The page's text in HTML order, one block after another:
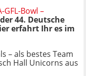
GFL-Bowl –
44. Deutsche
erfahrt Ihr es im
– als bestes Team
Hall Unicorns aus